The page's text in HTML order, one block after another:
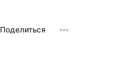
Поделиться